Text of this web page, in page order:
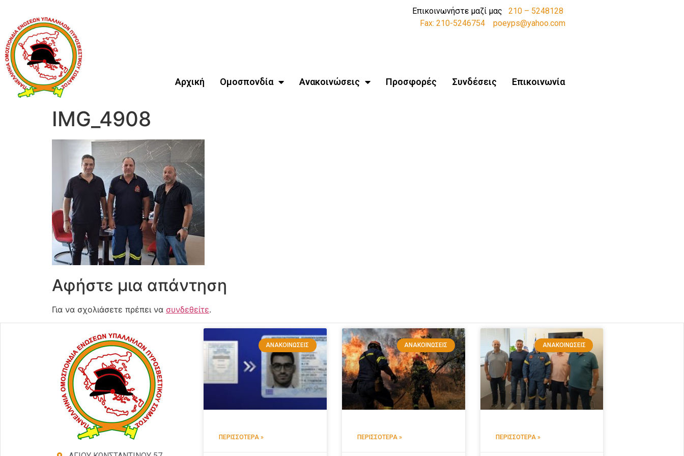
Επικοινωνήστε μαζί μας 210 – 5248128
Fax: 210-5246754
poeyps@yahoo.com
Αρχική Ομοσπονδία Ανακοινώσεις Προσφορές Συνδέσεις Επικοινωνία
IMG_4908
Αφήστε μια απάντηση
Για να σχολιάσετε πρέπει να συνδεθείτε.
ΑΝΑΚΟΙΝΏΣΕΙΣ
ΠΕΡΙΣΣΌΤΕΡΑ »
ΑΝΑΚΟΙΝΏΣΕΙΣ
ΠΕΡΙΣΣΌΤΕΡΑ »
ΑΝΑΚΟΙΝΏΣΕΙΣ
ΠΕΡΙΣΣΌΤΕΡΑ »